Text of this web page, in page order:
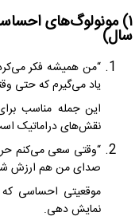
سال)
“من همیشه فکر
یاد می‌گیرم که حتی
این جمله مناسب
نقش‌های دراماتیک
“وقتی سعی می‌کنم
صدای من هم ارزش
موقعیتی احساسی
نمایش دهی.